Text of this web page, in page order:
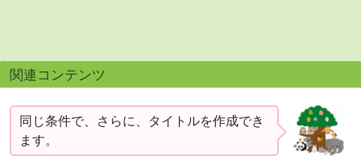
関連コンテンツ
同じ条件で、さらに、タイトルを作成でき
ます。